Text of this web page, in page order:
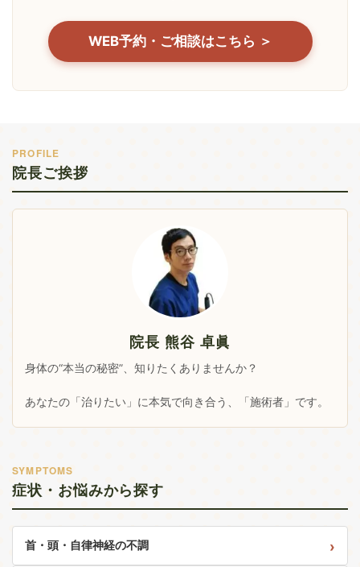
WEB予約・ご相談はこちら ＞
PROFILE
院長ご挨拶
院長 熊谷 卓眞
身体の“本当の秘密”、知りたくありませんか？
あなたの「治りたい」に本気で向き合う、「施術者」です。
SYMPTOMS
症状・お悩みから探す
首・頭・自律神経の不調